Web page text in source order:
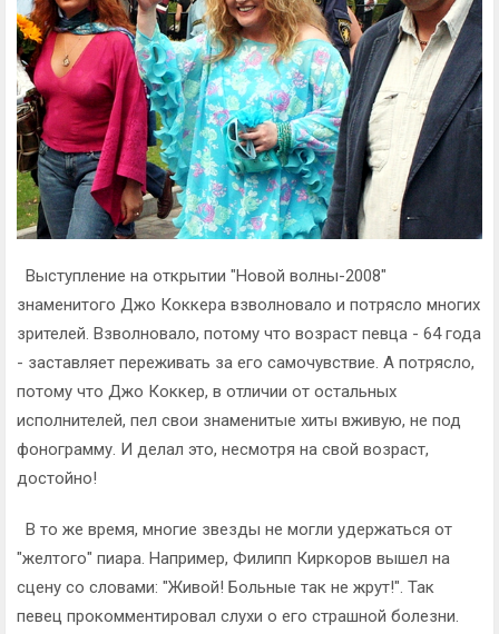
Выступление на открытии "Новой волны-2008"
знаменитого Джо Коккера взволновало и потрясло многих
зрителей. Взволновало, потому что возраст певца - 64 года
- заставляет переживать за его самочувствие. А потрясло,
потому что Джо Коккер, в отличии от остальных
исполнителей, пел свои знаменитые хиты вживую, не под
фонограмму. И делал это, несмотря на свой возраст,
достойно!
В то же время, многие звезды не могли удержаться от
"желтого" пиара. Например, Филипп Киркоров вышел на
сцену со словами: "Живой! Больные так не жрут!". Так
певец прокомментировал слухи о его страшной болезни.